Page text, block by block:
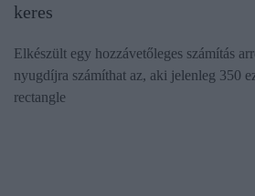
keres
Elkészült egy hozzávetőleges számítás
nyugdíjra számíthat az, aki jelenleg 350
rectangle